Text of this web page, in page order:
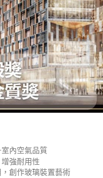
內空氣品質
強耐用性
創作玻璃裝置藝術